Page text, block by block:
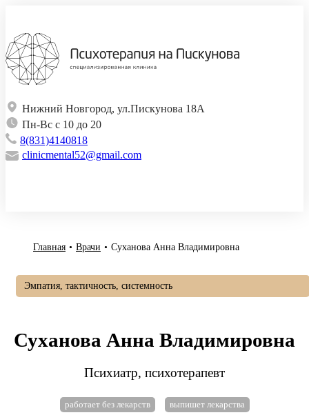
Нижний Новгород, ул.Пискунова 18А
Пн-Вс с 10 до 20
8(831)4140818
clinicmental52@gmail.com
Главная • Врачи • Суханова Анна Владимировна
Эмпатия, тактичность, системность
Суханова Анна Владимировна
Психиатр, психотерапевт
работает без лекарств выпишет лекарства